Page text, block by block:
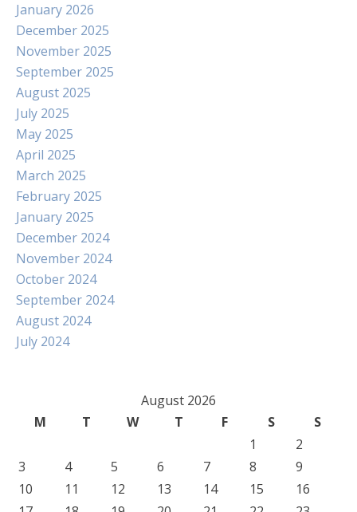
January 2026
December 2025
November 2025
September 2025
August 2025
July 2025
May 2025
April 2025
March 2025
February 2025
January 2025
December 2024
November 2024
October 2024
September 2024
August 2024
July 2024
August 2026
M
T W T F S
S
1
2
3
4 5 6 7 8
9
10
11 12 13 14 15
16